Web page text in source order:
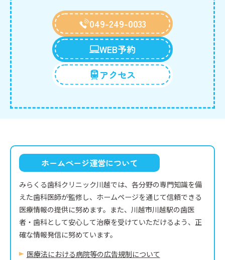
049-249-0033
WEB予約
アクセス
ホームページ運営について
みらくる歯科クリニック川越では、各分野の専門知識を備
えた歯科医師が監修し、ホームページを通じて信頼できる
医療情報の提供に努めます。また、川越市川越駅の歯医
者・歯科として安心して治療を受けていただけるよう、正
確な情報発信に努めています。
医療法における病院等の広告規制について